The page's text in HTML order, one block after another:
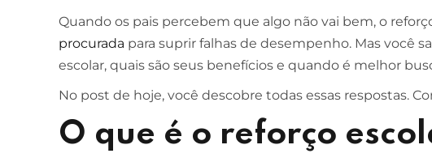
Quando os pais percebem que algo não vai bem, o
procurada para suprir falhas de desempenho. Mas você
escolar, quais são seus benefícios e quando é melhor
No post de hoje, você descobre todas essas respostas.
O que é o reforço